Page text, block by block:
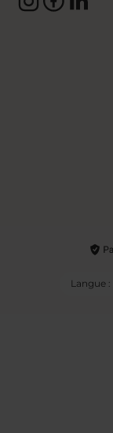
Langue :